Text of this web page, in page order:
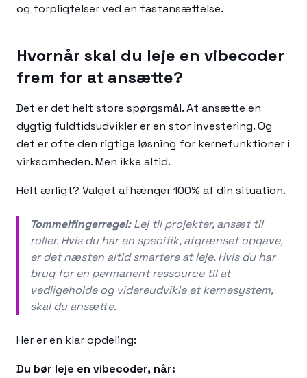
og forpligtelser ved en fastansættelse.
Hvornår skal du leje en vibecoder
frem for at ansætte?
Det er det helt store spørgsmål. At ansætte en
dygtig fuldtidsudvikler er en stor investering. Og
det er ofte den rigtige løsning for kernefunktioner i
virksomheden. Men ikke altid.
Helt ærligt? Valget afhænger 100% af din situation.
Tommelfingerregel:Lej til projekter, ansæt til
roller. Hvis du har en specifik, afgrænset opgave,
er det næsten altid smartere at leje. Hvis du har
brug for en permanent ressource til at
vedligeholde og videreudvikle et kernesystem,
skal du ansætte.
Her er en klar opdeling:
Du bør leje en vibecoder, når: